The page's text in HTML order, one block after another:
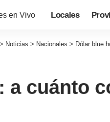
Locales
> Noticias > Nacionales > Dólar blue
a cuánto